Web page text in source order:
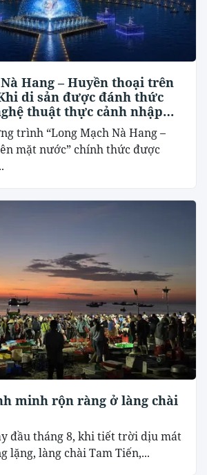
Hang – Huyền thoại trên
di sản được đánh thức
thuật thực cảnh nhập
trình “Long Mạch Nà Hang –
mặt nước” chính thức được
minh rộn ràng ở làng chài
đầu tháng 8, khi tiết trời dịu mát
lặng, làng chài Tam Tiến,...